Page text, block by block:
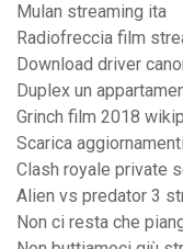
Mulan streaming ita
Radiofreccia film
Download driver
Duplex un
Grinch film 2018
Scarica
Clash royale private
Alien vs predator 3
Non ci resta che